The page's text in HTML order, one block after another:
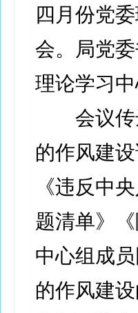
四月份党
会。局党
理论学习中
会议传
的作风建
《违反中
题清单》
中心组成
的作风建